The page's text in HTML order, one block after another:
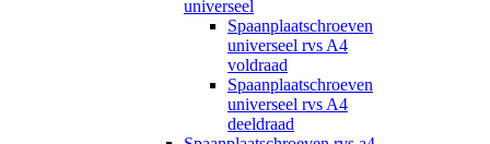
universeel
Spaanplaatschroeven
universeel rvs A4
voldraad
Spaanplaatschroeven
universeel rvs A4
deeldraad